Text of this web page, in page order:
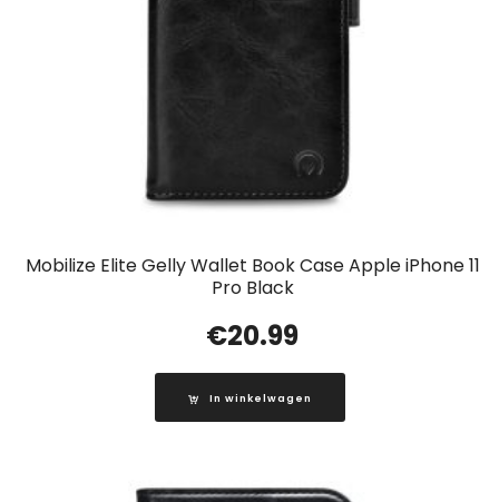
Mobilize Elite Gelly Wallet Book Case Apple iPhone 11
Pro Black
€20.99
In winkelwagen